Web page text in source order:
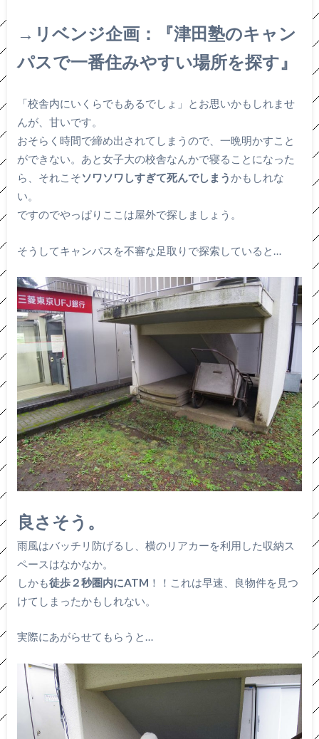
→リベンジ企画：『津田塾のキャン
パスで一番住みやすい場所を探す』
「校舎内にいくらでもあるでしょ」とお思いかもしれませ
んが、甘いです。
おそらく時間で締め出されてしまうので、一晩明かすこと
ができない。あと女子大の校舎なんかで寝ることになった
ら、それこそソワソワしすぎて死んでしまう かもしれな
い。
ですのでやっぱりここは屋外で探しましょう。
そうしてキャンパスを不審な足取りで探索していると…
良さそう。
雨風はバッチリ防げるし、横のリアカーを利用した収納ス
ペースはなかなか。
しかも徒歩２秒圏内にATM ！！これは早速、良物件を見つ
けてしまったかもしれない。
実際にあがらせてもらうと…